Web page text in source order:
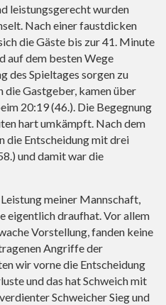
leistungsgerecht wurden
Nach einer faustdicken
die Gäste bis zur 41. Minute
auf dem besten Wege
des Spieltages sorgen zu
die Gastgeber, kamen über
20:19 (46.). Die Begegnung
hart umkämpft. Nach dem
die Entscheidung mit drei
und damit war die
meiner Mannschaft,
eigentlich draufhat. Vor allem
Vorstellung, fanden keine
Angriffe der
wir vorne die Entscheidung
und das hat Schweich mit
Schweicher Sieg und